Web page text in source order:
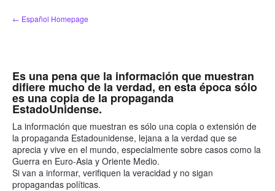
saltar
al
← Español Homepage
Es una pena que la información que muestran
difiere mucho de la verdad, en esta época sólo
es una copia de la propaganda
EstadoUnidense.
La información que muestran es sólo una copia o extensión de
la propaganda Estadounidense, lejana a la verdad que se
aprecia y vive en el mundo, especialmente sobre casos como la
Guerra en Euro-Asia y Oriente Medio.
Si van a informar, verifiquen la veracidad y no sigan
propagandas políticas.